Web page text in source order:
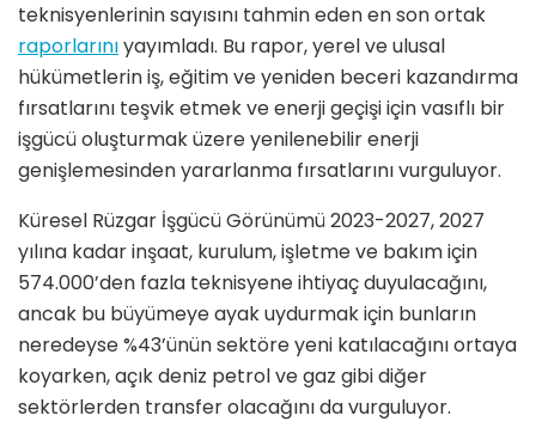
teknisyenlerinin sayısını tahmin eden en son ortak
raporlarınıyayımladı. Bu rapor, yerel ve ulusal
hükümetlerin iş, eğitim ve yeniden beceri kazandırma
fırsatlarını teşvik etmek ve enerji geçişi için vasıflı bir
işgücü oluşturmak üzere yenilenebilir enerji
genişlemesinden yararlanma fırsatlarını vurguluyor.
Küresel Rüzgar İşgücü Görünümü 2023-2027, 2027
yılına kadar inşaat, kurulum, işletme ve bakım için
574.000’den fazla teknisyene ihtiyaç duyulacağını,
ancak bu büyümeye ayak uydurmak için bunların
neredeyse %43’ünün sektöre yeni katılacağını ortaya
koyarken, açık deniz petrol ve gaz gibi diğer
sektörlerden transfer olacağını da vurguluyor.